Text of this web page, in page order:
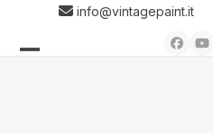
content
info@vintagepaint.it